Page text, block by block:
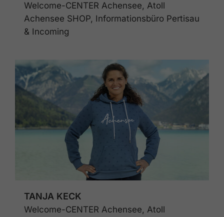
Welcome-CENTER Achensee, Atoll
Achensee SHOP, Informationsbüro Pertisau
& Incoming
TANJA KECK
Welcome-CENTER Achensee, Atoll